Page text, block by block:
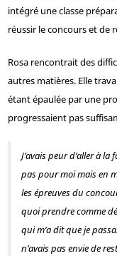
intégré une classe
réussir le concours et de
Rosa rencontrait des
autres matières. Elle
étant épaulée par une
progressaient pas
J’avais peur d’aller à
pas pour moi mais en
les épreuves du
quoi prendre comme
qui m’a dit que je
n’avais pas envie de